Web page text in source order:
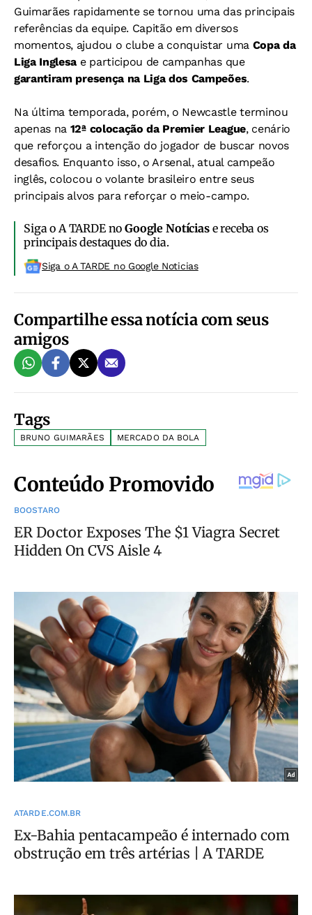
Guimarães rapidamente se tornou uma das principais
referências da equipe. Capitão em diversos
momentos, ajudou o clube a conquistar umaCopa da
Liga Inglesa e participou de campanhas que
garantiram presença na Liga dos Campeões.
Na última temporada, porém, o Newcastle terminou
apenas na 12ª colocação da Premier League, cenário
que reforçou a intenção do jogador de buscar novos
desafios. Enquanto isso, o Arsenal, atual campeão
inglês, colocou o volante brasileiro entre seus
principais alvos para reforçar o meio-campo.
Siga o A TARDE noGoogle Notíciase receba os
principais destaques do dia.
Siga o A TARDE no Google Noticias
Compartilhe essa notícia com seus
amigos
Tags
BRUNO GUIMARÃES MERCADO DA BOLA